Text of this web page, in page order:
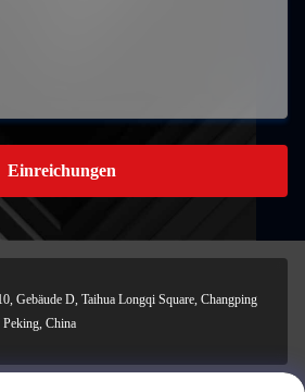
Einreichungen
Gebäude D, Taihua Longqi Square, Changping
China